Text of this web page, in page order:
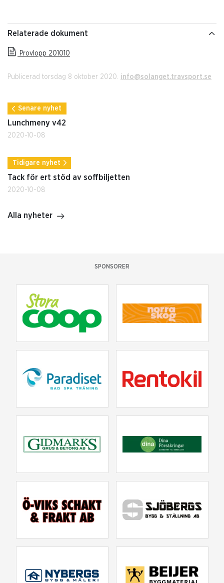
Relaterade dokument
Provlopp 201010
Publicerad torsdag 8 oktober 2020. info@solanget.travsport.se
Senare nyhet
Lunchmeny v42
2020-10-08
Tidigare nyhet
Tack för ert stöd av soffbiljetten
2020-10-08
Alla nyheter
SPONSORER